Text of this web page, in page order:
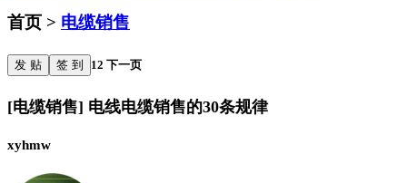
首页 > 电缆销售
发 贴 签 到 12 下一页
[电缆销售] 电线电缆销售的30条规律
xyhmw